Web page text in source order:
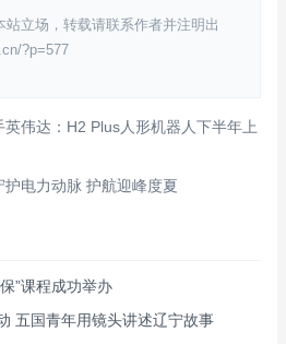
立场，转载请联系作者并注明出
?p=577
英伟达：H2 Plus人形机器人下半年上
电力动脉 护航迎峰度夏
”课程成功举办
五国青年用镜头讲述辽宁故事